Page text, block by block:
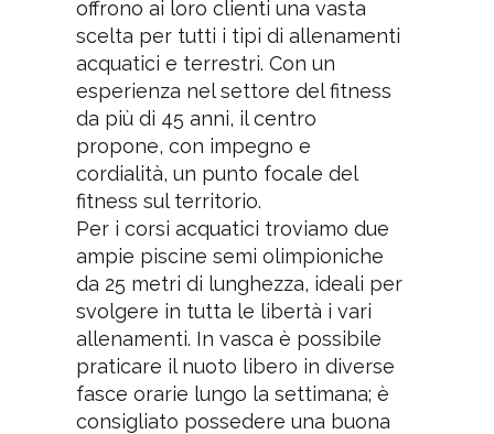
offrono ai loro clienti una vasta
scelta per tutti i tipi di allenamenti
acquatici e terrestri. Con un
esperienza nel settore del fitness
da più di 45 anni, il centro
propone, con impegno e
cordialità, un punto focale del
fitness sul territorio.
Per i corsi acquatici troviamo due
ampie piscine semi olimpioniche
da 25 metri di lunghezza, ideali per
svolgere in tutta le libertà i vari
allenamenti. In vasca è possibile
praticare il nuoto libero in diverse
fasce orarie lungo la settimana; è
consigliato possedere una buona